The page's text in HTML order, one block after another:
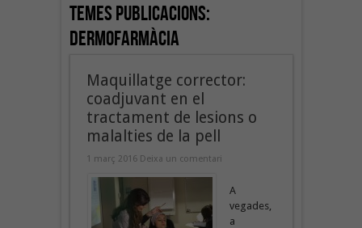
Temes Publicacions:
Dermofarmàcia
Maquillatge corrector:
coadjuvant en el
tractament de lesions o
malalties de la pell
1 març 2016 Deixa un comentari
A
vegades,
a